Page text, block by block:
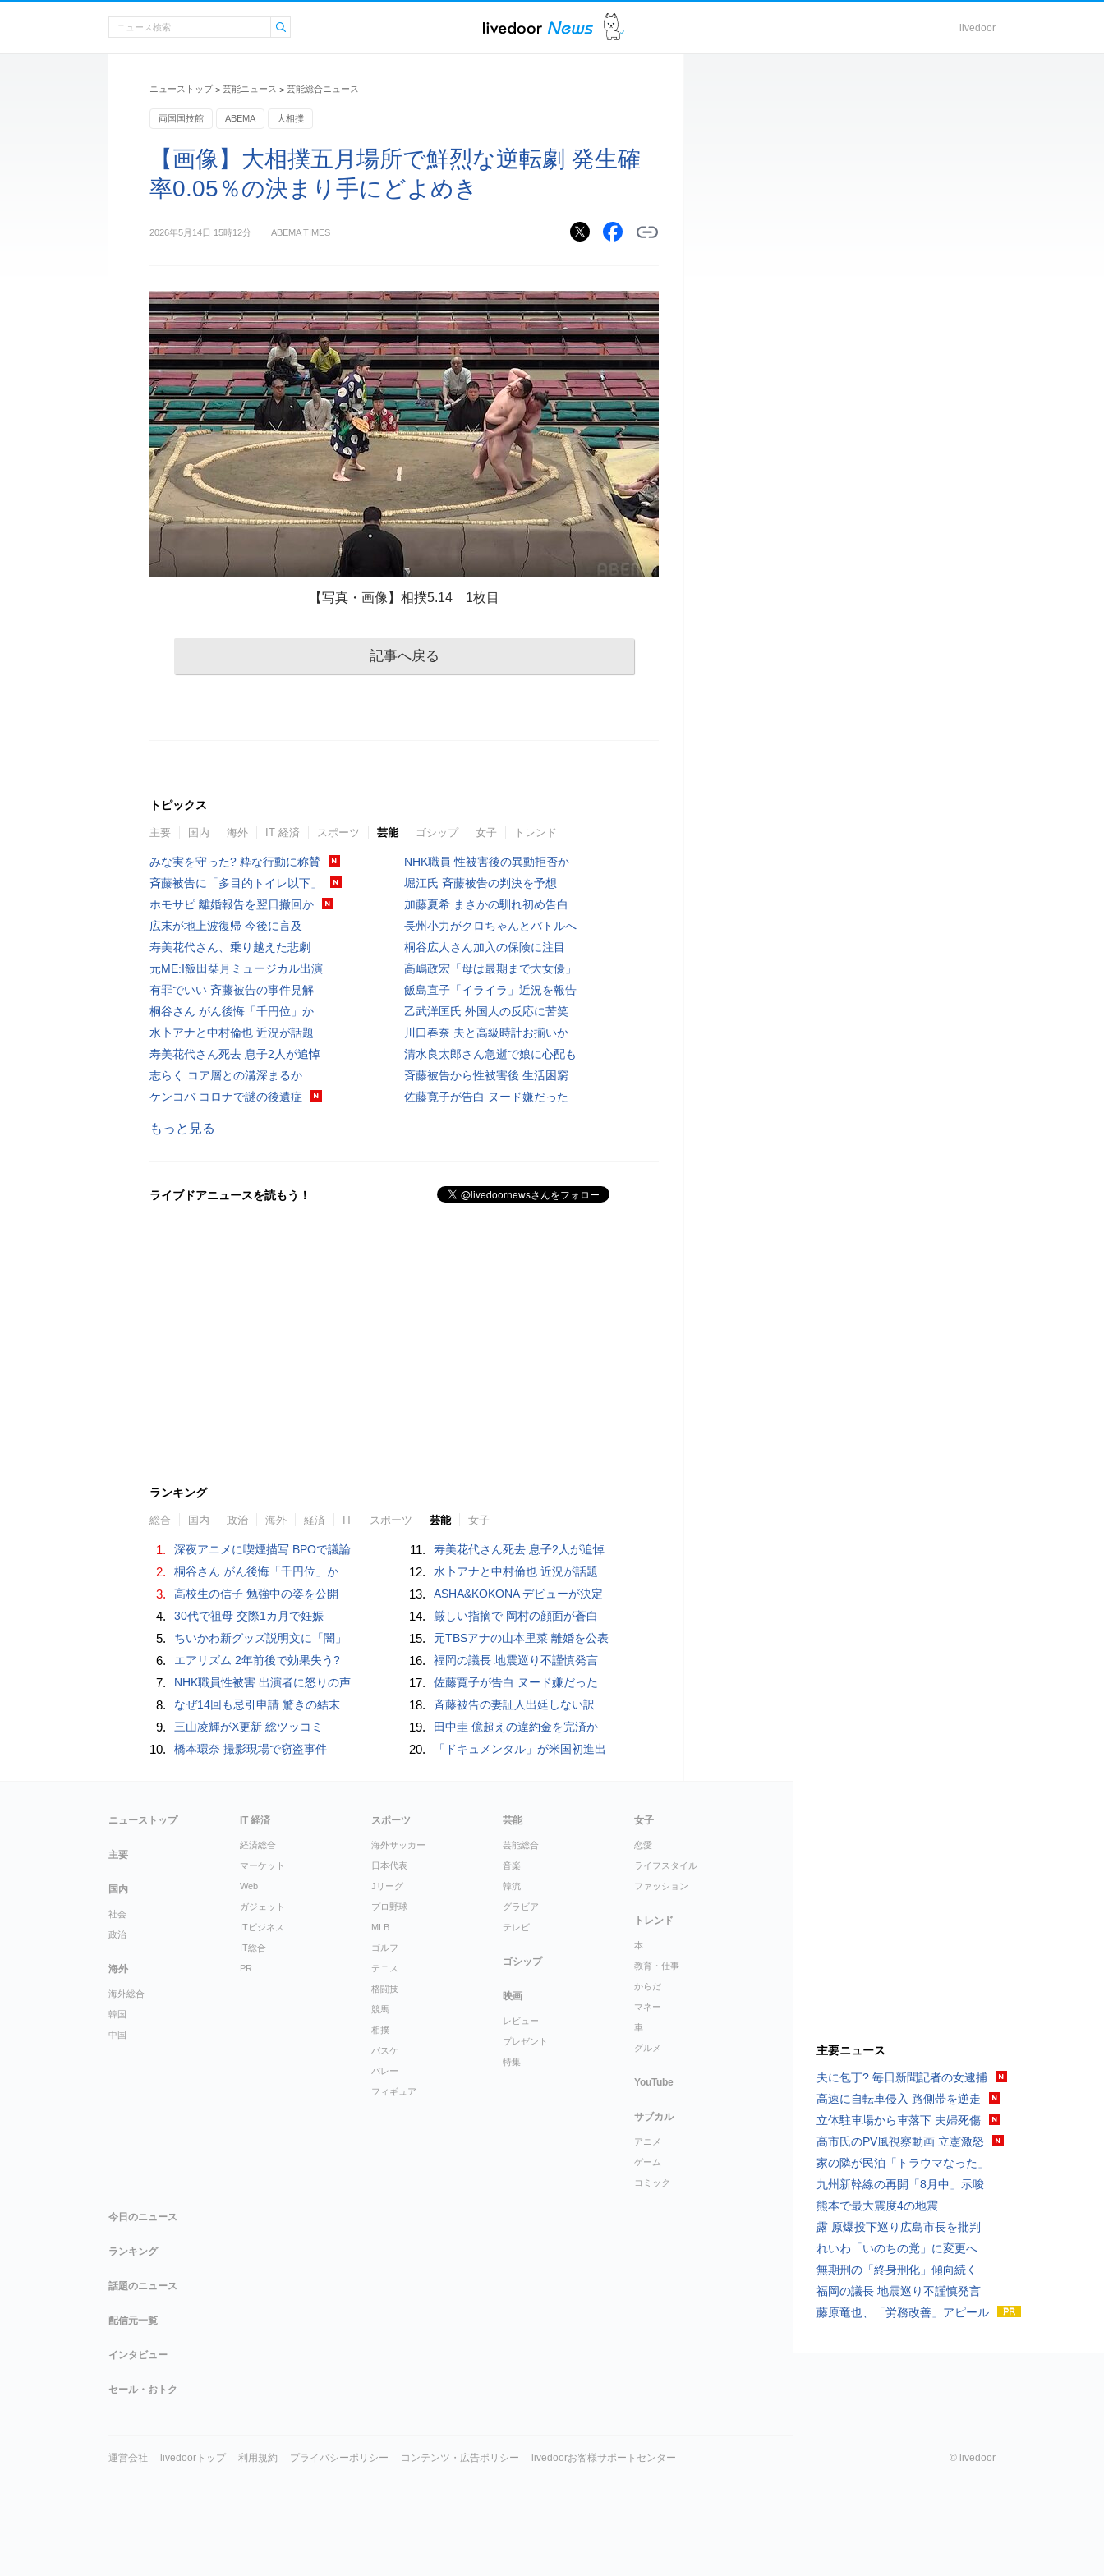
livedoor
ニューストップ > 芸能ニュース > 芸能総合ニュース
両国国技館 ABEMA 大相撲
【画像】大相撲五月場所で鮮烈な逆転劇 発生確
率0.05％の決まり手にどよめき
2026年5月14日 15時12分 ABEMA TIMES
【写真・画像】相撲5.14 1枚目
記事へ戻る
トピックス
主要 国内 海外 IT 経済 スポーツ 芸能 ゴシップ 女子 トレンド
みな実を守った? 粋な行動に称賛
斉藤被告に「多目的トイレ以下」
ホモサピ 離婚報告を翌日撤回か
広末が地上波復帰 今後に言及
寿美花代さん、乗り越えた悲劇
元ME:I飯田栞月ミュージカル出演
有罪でいい 斉藤被告の事件見解
桐谷さん がん後悔「千円位」か
水卜アナと中村倫也 近況が話題
寿美花代さん死去 息子2人が追悼
志らく コア層との溝深まるか
ケンコバ コロナで謎の後遺症
NHK職員 性被害後の異動拒否か
堀江氏 斉藤被告の判決を予想
加藤夏希 まさかの馴れ初め告白
長州小力がクロちゃんとバトルへ
桐谷広人さん加入の保険に注目
高嶋政宏「母は最期まで大女優」
飯島直子「イライラ」近況を報告
乙武洋匡氏 外国人の反応に苦笑
川口春奈 夫と高級時計お揃いか
清水良太郎さん急逝で娘に心配も
斉藤被告から性被害後 生活困窮
佐藤寛子が告白 ヌード嫌だった
もっと見る
ライブドアニュースを読もう！
ランキング
総合 国内 政治 海外 経済 IT スポーツ 芸能 女子
1. 深夜アニメに喫煙描写 BPOで議論
2. 桐谷さん がん後悔「千円位」か
3. 高校生の信子 勉強中の姿を公開
4. 30代で祖母 交際1カ月で妊娠
5. ちいかわ新グッズ説明文に「闇」
6. エアリズム 2年前後で効果失う?
7. NHK職員性被害 出演者に怒りの声
8. なぜ14回も忌引申請 驚きの結末
9. 三山凌輝がX更新 総ツッコミ
10. 橋本環奈 撮影現場で窃盗事件
11. 寿美花代さん死去 息子2人が追悼
12. 水卜アナと中村倫也 近況が話題
13. ASHA&KOKONA デビューが決定
14. 厳しい指摘で 岡村の顔面が蒼白
15. 元TBSアナの山本里菜 離婚を公表
16. 福岡の議長 地震巡り不謹慎発言
17. 佐藤寛子が告白 ヌード嫌だった
18. 斉藤被告の妻証人出廷しない訳
19. 田中圭 億超えの違約金を完済か
20. 「ドキュメンタル」が米国初進出
主要ニュース
夫に包丁? 毎日新聞記者の女逮捕
高速に自転車侵入 路側帯を逆走
立体駐車場から車落下 夫婦死傷
高市氏のPV風視察動画 立憲激怒
家の隣が民泊「トラウマなった」
九州新幹線の再開「8月中」示唆
熊本で最大震度4の地震
露 原爆投下巡り広島市長を批判
れいわ「いのちの党」に変更へ
無期刑の「終身刑化」傾向続く
福岡の議長 地震巡り不謹慎発言
藤原竜也、「労務改善」アピール
ニューストップ
主要
国内
社会
政治
海外
海外総合
韓国
中国
IT 経済
経済総合
マーケット
Web
ガジェット
ITビジネス
IT総合
PR
スポーツ
海外サッカー
日本代表
Jリーグ
プロ野球
MLB
ゴルフ
テニス
格闘技
競馬
相撲
バスケ
バレー
フィギュア
芸能
芸能総合
音楽
韓流
グラビア
テレビ
ゴシップ
映画
レビュー
プレゼント
特集
女子
恋愛
ライフスタイル
ファッション
トレンド
本
教育・仕事
からだ
マネー
車
グルメ
YouTube
サブカル
アニメ
ゲーム
コミック
今日のニュース
ランキング
話題のニュース
配信元一覧
インタビュー
セール・おトク
運営会社 livedoorトップ 利用規約 プライバシーポリシー コンテンツ・広告ポリシー livedoorお客様サポートセンター © livedoor